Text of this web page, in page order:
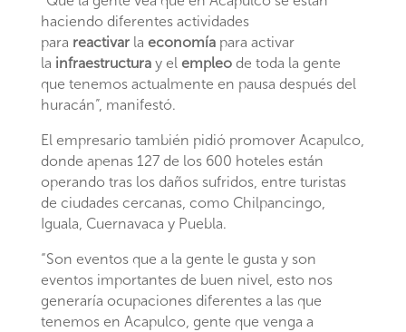
haciendo diferentes actividades
para reactivarla economíapara activar
la infraestructuray el empleode toda la gente
que tenemos actualmente en pausa después del
huracán”, manifestó.
El empresario también pidió promover Acapulco,
donde apenas 127 de los 600 hoteles están
operando tras los daños sufridos, entre turistas
de ciudades cercanas, como Chilpancingo,
Iguala, Cuernavaca y Puebla.
“Son eventos que a la gente le gusta y son
eventos importantes de buen nivel, esto nos
generaría ocupaciones diferentes a las que
tenemos en Acapulco, gente que venga a